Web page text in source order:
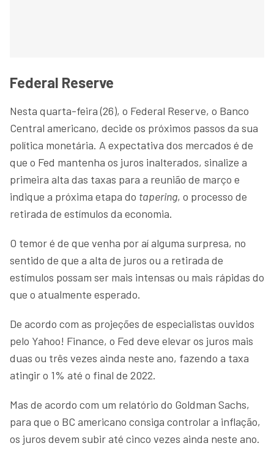
Federal Reserve
Nesta quarta-feira (26), o Federal Reserve, o Banco
Central americano, decide os próximos passos da sua
política monetária. A expectativa dos mercados é de
que o Fed mantenha os juros inalterados, sinalize a
primeira alta das taxas para a reunião de março e
indique a próxima etapa do tapering, o processo de
retirada de estímulos da economia.
O temor é de que venha por aí alguma surpresa, no
sentido de que a alta de juros ou a retirada de
estímulos possam ser mais intensas ou mais rápidas do
que o atualmente esperado.
De acordo com as projeções de especialistas ouvidos
pelo Yahoo! Finance, o Fed deve elevar os juros mais
duas ou três vezes ainda neste ano, fazendo a taxa
atingir o 1% até o final de 2022.
Mas de acordo com um relatório do Goldman Sachs,
para que o BC americano consiga controlar a inflação,
os juros devem subir até cinco vezes ainda neste ano.